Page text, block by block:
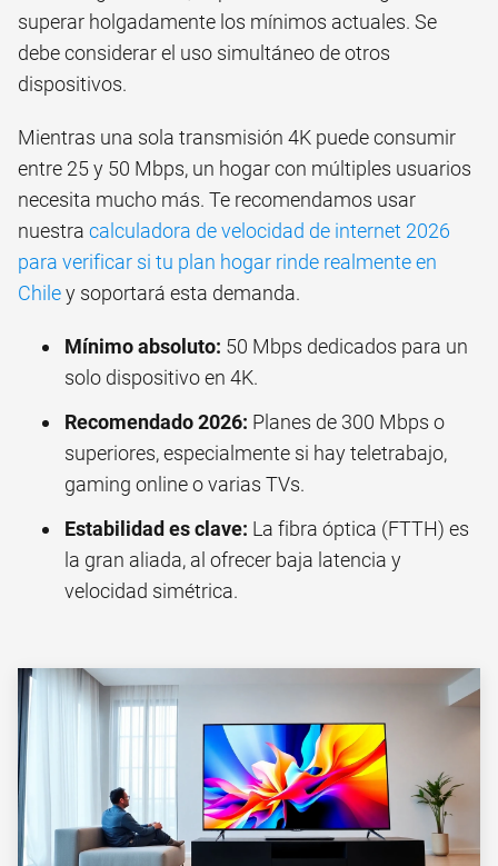
superar holgadamente los mínimos actuales. Se
debe considerar el uso simultáneo de otros
dispositivos.
Mientras una sola transmisión 4K puede consumir
entre 25 y 50 Mbps, un hogar con múltiples usuarios
necesita mucho más. Te recomendamos usar
nuestra calculadora de velocidad de internet 2026
para verificar si tu plan hogar rinde realmente en
Chiley soportará esta demanda.
Mínimo absoluto: 50 Mbps dedicados para un
solo dispositivo en 4K.
Recomendado 2026: Planes de 300 Mbps o
superiores, especialmente si hay teletrabajo,
gaming online o varias TVs.
Estabilidad es clave: La fibra óptica (FTTH) es
la gran aliada, al ofrecer baja latencia y
velocidad simétrica.